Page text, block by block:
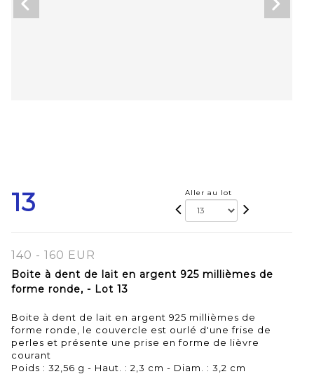
13 Aller au lot
140 - 160 EUR
Boite à dent de lait en argent 925 millièmes de
forme ronde, - Lot 13
Boite à dent de lait en argent 925 millièmes de
forme ronde, le couvercle est ourlé d'une frise de
perles et présente une prise en forme de lièvre
courant
Poids : 32,56 g - Haut. : 2,3 cm - Diam. : 3,2 cm